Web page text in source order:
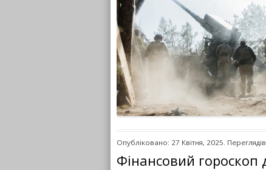
Опубліковано: 27 Квітня, 2025.
Фінансовий гороскоп